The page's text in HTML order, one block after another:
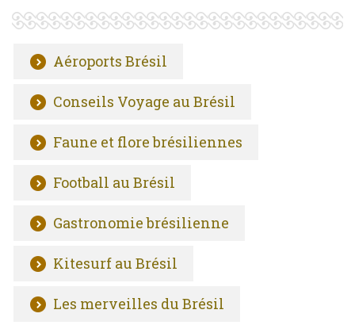
Aéroports Brésil
Conseils Voyage au Brésil
Faune et flore brésiliennes
Football au Brésil
Gastronomie brésilienne
Kitesurf au Brésil
Les merveilles du Brésil